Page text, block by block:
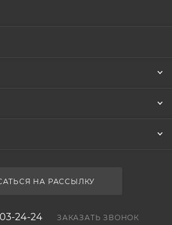
НА РАССЫЛКУ
24-24 ЗАКАЗАТЬ ЗВОНОК